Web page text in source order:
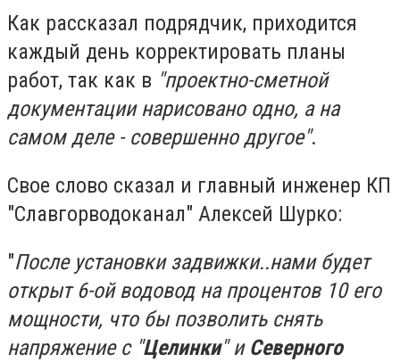
Как рассказал подрядчик, приходится
каждый день корректировать планы
работ, так как в "проектно-сметной
документации нарисовано одно, а на
самом деле - совершенно другое".
Свое слово сказал и главный инженер КП
"Славгорводоканал" Алексей Шурко:
"После установки задвижки..нами будет
открыт 6-ой водовод на процентов 10 его
мощности, что бы позволить снять
напряжение с "Целинки" и Северного